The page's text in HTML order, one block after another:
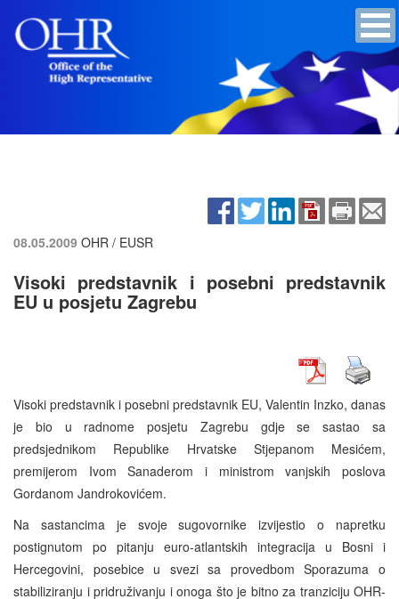
08.05.2009 OHR / EUSR
Visoki predstavnik i posebni predstavnik
EU u posjetu Zagrebu
Visoki predstavnik i posebni predstavnik EU, Valentin Inzko, danas
je bio u radnome posjetu Zagrebu gdje se sastao sa
predsjednikom Republike Hrvatske Stjepanom Mesićem,
premijerom Ivom Sanaderom i ministrom vanjskih poslova
Gordanom Jandrokovićem.
Na sastancima je svoje sugovornike izvijestio o napretku
postignutom po pitanju euro-atlantskih integracija u Bosni i
Hercegovini, posebice u svezi sa provedbom Sporazuma o
stabiliziranju i pridruživanju i onoga što je bitno za tranziciju OHR-